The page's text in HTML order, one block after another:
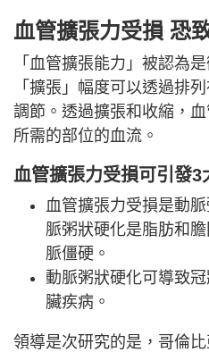
血管擴張力受損 恐
「血管擴張能力」被認為
「擴張」幅度可以透過排
調節。透過擴張和收縮，
所需的部位的血流。
血管擴張力受損可引發3
血管擴張力受損是動
脈粥狀硬化是脂肪和
脈僵硬。
動脈粥狀硬化可導致
臟疾病。
領導是次研究的是，哥倫